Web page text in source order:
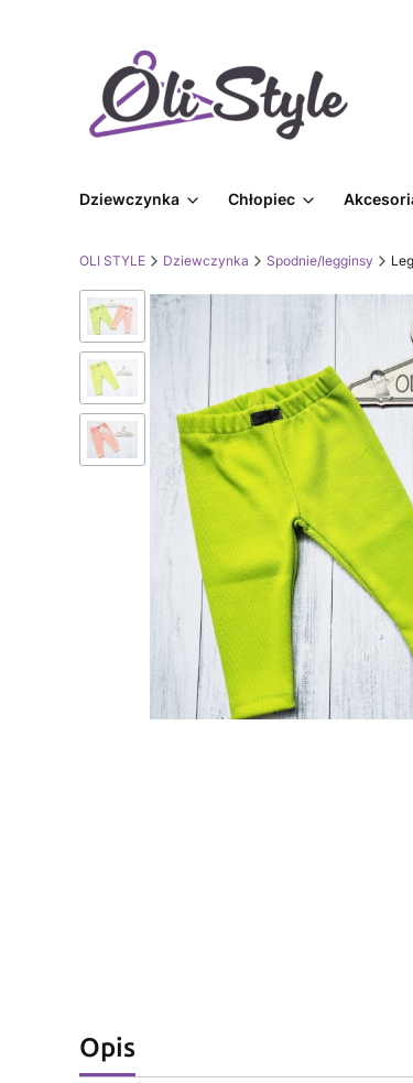
Dziewczynka Chłopiec
OLI STYLE Dziewczynka Spodnie/legginsy
Opis